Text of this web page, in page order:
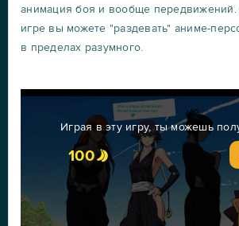
анимация боя и вообще передвижений.
игре вы можете "раздевать" аниме-
в пределах разумного.
Играя в эту игру, ты можешь
100